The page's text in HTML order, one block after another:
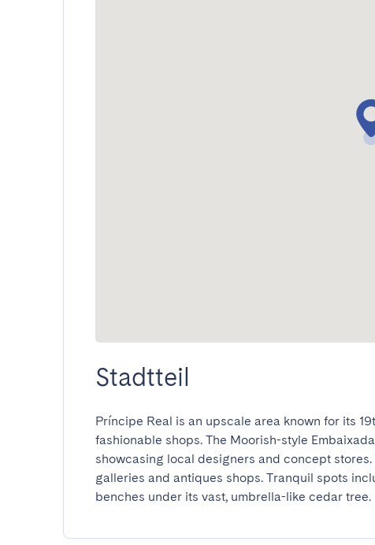
Stadtteil
Príncipe Real is an upscale area known for its
fashionable shops. The Moorish-style
showcasing local designers and concept
galleries and antiques shops. Tranquil spots
benches under its vast, umbrella-like cedar tree.